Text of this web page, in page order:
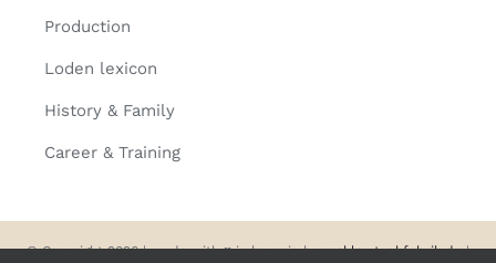
Production
Loden lexicon
History & Family
Career & Training
© Copyright 2026 | made with♥in bavaria bymehler-tuchfabrik.de|